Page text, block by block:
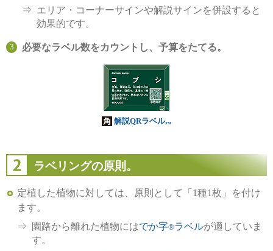
エリア・コーナーサインや解説サインを併設すると
効果的です。
必要なラベル数をカウントし、予算をたてる。
解説QRラベル™
ラベリングの原則。
定植した植物に対しては、原則として「1種1枚」を付け
ます。
園路から離れた植物にはでか字®ラベルが適していま
す。